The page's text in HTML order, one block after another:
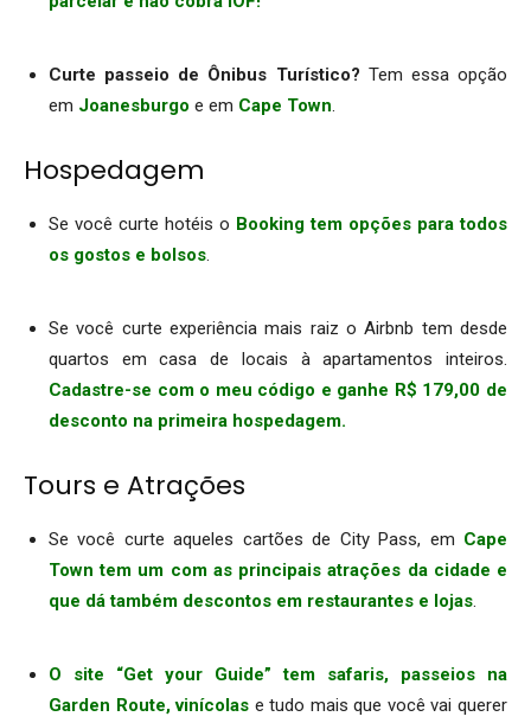
Curte passeio de Ônibus Turístico? Tem essa opção
em Joanesburgo e em Cape Town
Hospedagem
Se você curte hotéis o Booking tem opções para todos
os gostos e bolsos
Se você curte experiência mais raiz o Airbnb tem desde
quartos em casa de locais à apartamentos inteiros.
Cadastre-se com o meu código e ganhe R$ 179,00 de
desconto na primeira hospedagem.
Tours e Atrações
Se você curte aqueles cartões de City Pass, em Cape
Town tem um com as principais atrações da cidade e
que dá também descontos em restaurantes e lojas
O site “Get your Guide” tem safaris, passeios na
Garden Route, vinícolas e tudo mais que você vai querer